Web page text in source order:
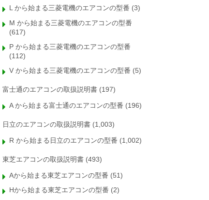
L から始まる三菱電機のエアコンの型番 (3)
M から始まる三菱電機のエアコンの型番
(617)
P から始まる三菱電機のエアコンの型番
(112)
V から始まる三菱電機のエアコンの型番 (5)
富士通のエアコンの取扱説明書 (197)
A から始まる富士通のエアコンの型番 (196)
日立のエアコンの取扱説明書 (1,003)
R から始まる日立のエアコンの型番 (1,002)
東芝エアコンの取扱説明書 (493)
Aから始まる東芝エアコンの型番 (51)
Hから始まる東芝エアコンの型番 (2)